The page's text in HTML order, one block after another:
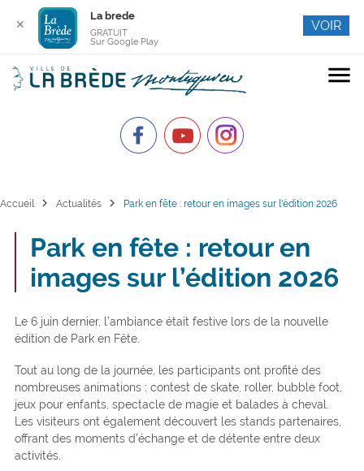
menu
Accueil chevron_right Actualités chevron_right Park en fête : retour en images sur l'édition 2026
Park en fête : retour en
images sur l’édition 2026
Le 6 juin dernier, l’ambiance était festive lors de la nouvelle
édition de Park en Fête.
Tout au long de la journée, les participants ont profité des
nombreuses animations : contest de skate, roller, bubble foot,
jeux pour enfants, spectacle de magie et balades à cheval.
Les visiteurs ont également découvert les stands partenaires,
offrant des moments d’échange et de détente entre deux
activités.
✕
La brede
GRATUIT
Sur Google Play
VOIR